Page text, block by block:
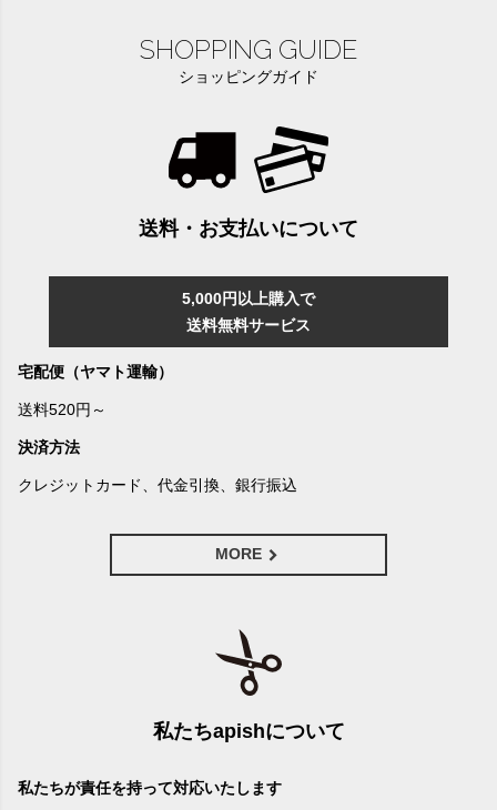
SHOPPING GUIDE
ショッピングガイド
送料・お支払いについて
5,000円以上購入で
送料無料サービス
宅配便（ヤマト運輸）
送料520円～
決済方法
クレジットカード、代金引換、銀行振込
MORE
私たちapishについて
私たちが責任を持って対応いたします